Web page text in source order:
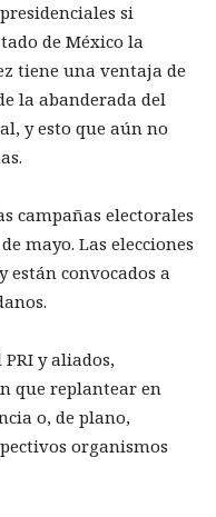
si
de México la
tiene una ventaja de
la abanderada del
y esto que aún no
campañas electorales
mayo. Las elecciones
convocados a
y aliados,
que replantear en
o, de plano,
organismos